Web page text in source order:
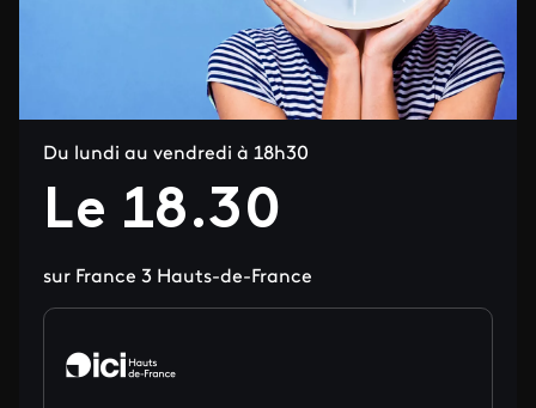
Du lundi au vendredi à 18h30
Le 18.30
sur France 3 Hauts-de-France